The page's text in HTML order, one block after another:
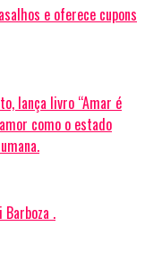
e oferece cupons
lança livro “Amar é
como o estado
.